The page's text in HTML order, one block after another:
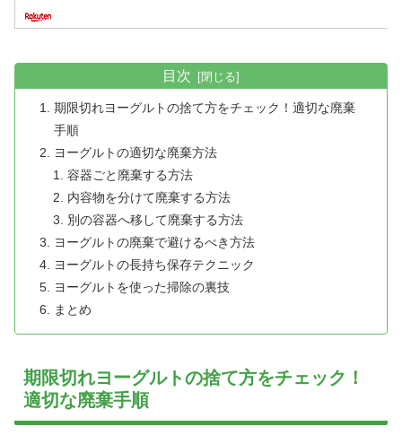
目次
期限切れヨーグルトの捨て方をチェック！適切な廃棄
手順
ヨーグルトの適切な廃棄方法
容器ごと廃棄する方法
内容物を分けて廃棄する方法
別の容器へ移して廃棄する方法
ヨーグルトの廃棄で避けるべき方法
ヨーグルトの長持ち保存テクニック
ヨーグルトを使った掃除の裏技
まとめ
期限切れヨーグルトの捨て方をチェック！
適切な廃棄手順